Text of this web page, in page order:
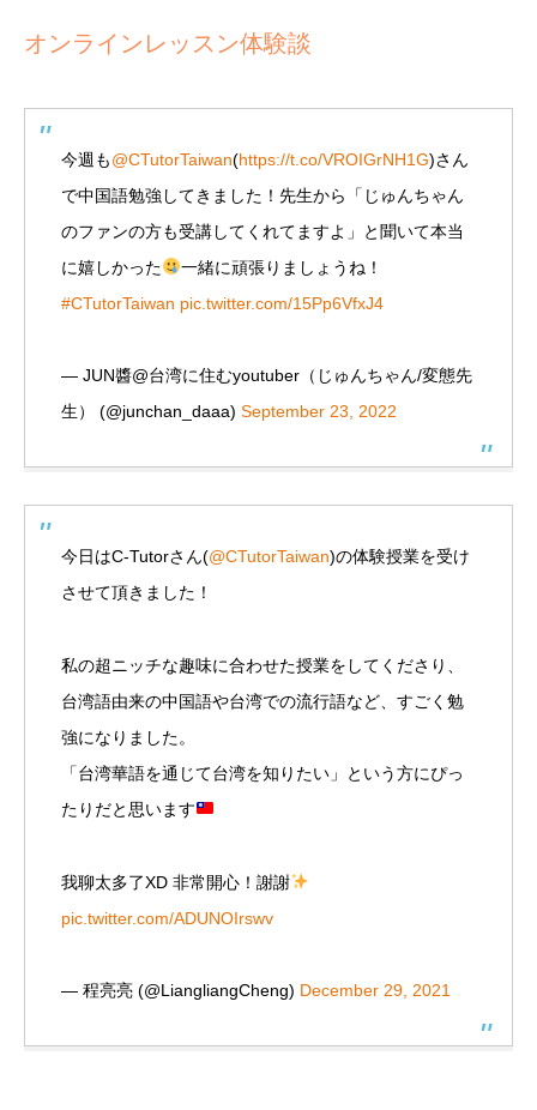
オンラインレッスン体験談
今週も@CTutorTaiwan(https://t.co/VROIGrNH1G)さん
で中国語勉強してきました！先生から「じゅんちゃん
のファンの方も受講してくれてますよ」と聞いて本当
に嬉しかった
一緒に頑張りましょうね！
#CTutorTaiwan pic.twitter.com/15Pp6VfxJ4
— JUN醬@台湾に住むyoutuber（じゅんちゃん/変態先
生） (@junchan_daaa) September 23, 2022
今日はC-Tutorさん(@CTutorTaiwan)の体験授業を受け
させて頂きました！
私の超ニッチな趣味に合わせた授業をしてくださり、
台湾語由来の中国語や台湾での流行語など、すごく勉
強になりました。
「台湾華語を通じて台湾を知りたい」という方にぴっ
たりだと思います
我聊太多了XD 非常開心！謝謝
pic.twitter.com/ADUNOIrswv
— 程亮亮 (@LiangliangCheng) December 29, 2021